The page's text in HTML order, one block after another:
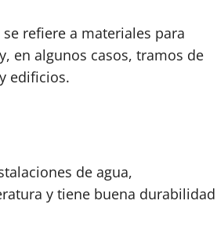
refiere a materiales para
en algunos casos, tramos de
edificios.
de agua,
y tiene buena durabilidad